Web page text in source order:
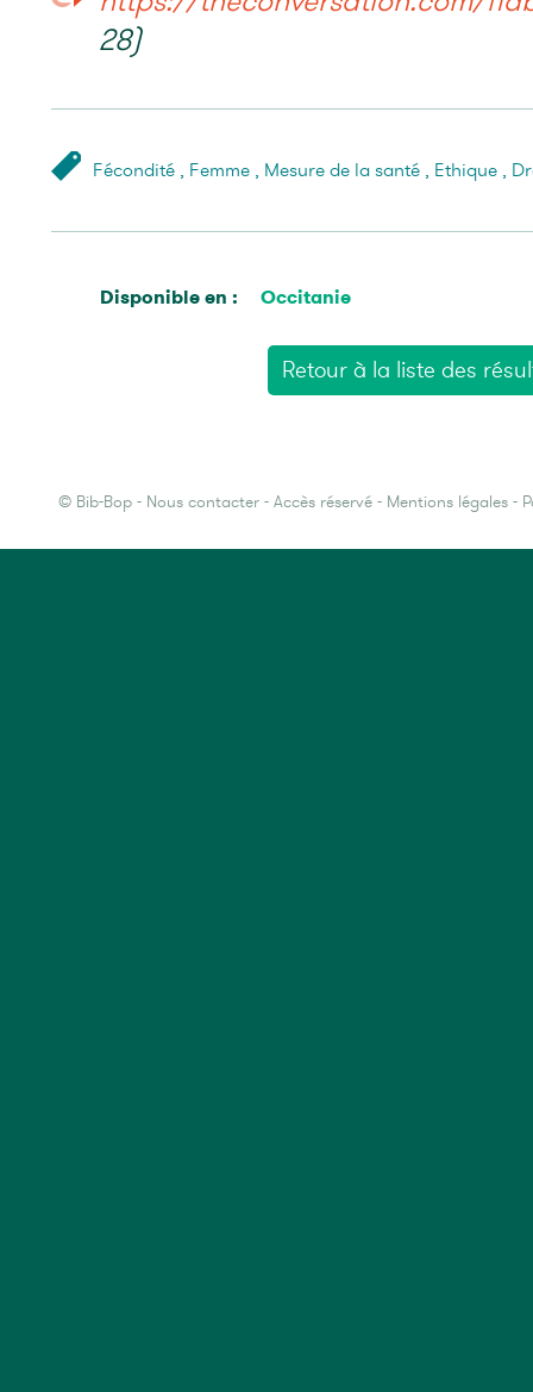
28)
Fécondité, Femme, Mesure de la santé, Ethique,
Disponible en : Occitanie
Retour à la liste des
© Bib-Bop - Nous contacter - Accès réservé - Mentions légales -